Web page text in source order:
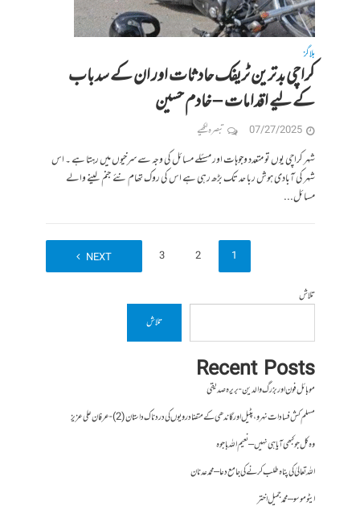
بلاگز
کراچی بدترین ٹریفک حادثات اور ان کے سد باب
کے لیے اقدامات – خادم حسین
07/27/2025 تبصرہ لکھیے
شہر کراچی یوں تو متعدد وجوہات اور مسئلے مسائل کی وجہ سے سرخیوں میں رہتا ہے ۔ اس
شہر کی آبادی ہوش ربا حد تک بڑھ رہی ہے اس کی روک تھام نئے جنم لینے والے
مسائل...
1
2
3
NEXT
تلاش
تلاش
Recent Posts
موبائل فون اور بزرگ والدین- بریرہ صدیقی
مسلم کش فسادات نہرو، پٹیل اور گاندھی کے متضاد رویوں کی درد ناک داستان (2)- عرفان علی عزیز
وہ کل جو کبھی آیا ہی نہیں – نعیم اللہ باجوہ
اللہ تعالیٰ کی پناہ طلب کرنے کی جامع دعا – محمد عدنان
ایٹوموسو – محمد جمیل اختر